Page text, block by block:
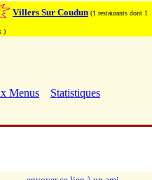
Villers Sur Coudun (1 restaurants dont 1
)
Menus Statistiques